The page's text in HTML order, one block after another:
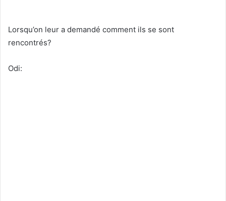
Lorsqu’on leur a demandé comment ils se sont
rencontrés?
Odi: